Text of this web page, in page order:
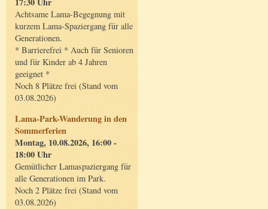
Achtsame Lama-Begegnung mit
kurzem Lama-Spaziergang für alle
Generationen.
* Barrierefrei * Auch für Senioren
und für Kinder ab 4 Jahren
geeignet *
Noch 8 Plätze frei (Stand vom
03.08.2026)
Lama-Park-Wanderung in den
Sommerferien
Montag, 10.08.2026, 16:00 -
18:00 Uhr
Gemütlicher Lamaspaziergang für
alle Generationen im Park.
Noch 2 Plätze frei (Stand vom
03.08.2026)